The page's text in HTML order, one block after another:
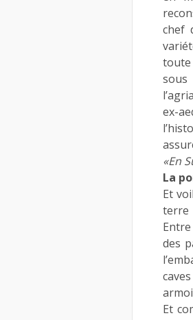
chef
toute
sous
ex-
«En
La
Et
terre
des
Et